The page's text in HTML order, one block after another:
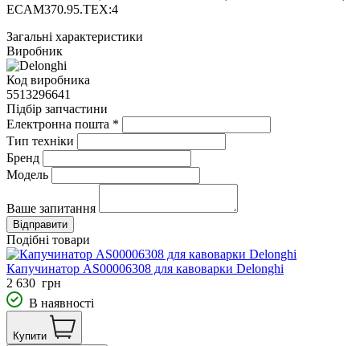
ECAM370.95.TEX:4
Загальні характеристики
Виробник
Код виробника
5513296641
Підбір запчастини
Електронна пошта *
Тип техніки
Бренд
Модель
Ваше запитання
Подібні товари
Капучинатор AS00006308 для кавоварки Delonghi
2 630 грн
В наявності
Купити